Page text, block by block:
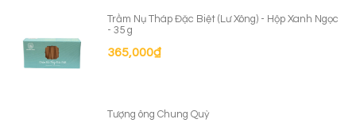
Trầm Nụ Tháp Đặc Biệt (Lư Xông) - Hộp Xanh Ngọc
- 35 g
365,000₫
Tượng ông Chung Quỳ